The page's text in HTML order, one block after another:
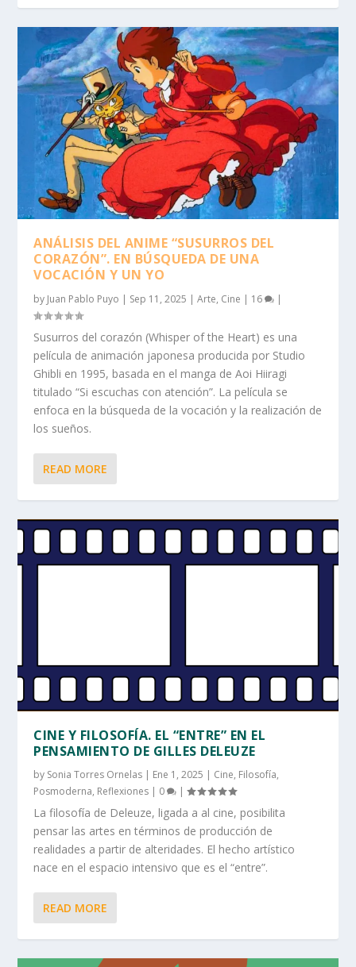
ANÁLISIS DEL ANIME “SUSURROS DEL
CORAZÓN”. EN BÚSQUEDA DE UNA
VOCACIÓN Y UN YO
by Juan Pablo Puyo | Sep 11, 2025 |Arte, Cine | 16 |
Susurros del corazón (Whisper of the Heart) es una
película de animación japonesa producida por Studio
Ghibli en 1995, basada en el manga de Aoi Hiiragi
titulado “Si escuchas con atención”. La película se
enfoca en la búsqueda de la vocación y la realización de
los sueños.
READ MORE
CINE Y FILOSOFÍA. EL “ENTRE” EN EL
PENSAMIENTO DE GILLES DELEUZE
by Sonia Torres Ornelas | Ene 1, 2025 | Cine, Filosofía,
Posmoderna, Reflexiones | 0 |
La filosofía de Deleuze, ligada a al cine, posibilita
pensar las artes en términos de producción de
realidades a partir de alteridades. El hecho artístico
nace en el espacio intensivo que es el “entre”.
READ MORE